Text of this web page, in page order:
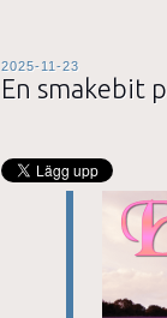
2025-11-23
En smakebit